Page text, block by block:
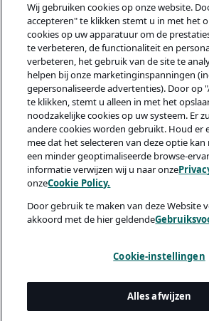
Wij gebruiken cookies op onze website.
accepteren" te klikken stemt u in met het
cookies op uw apparatuur om de
te verbeteren, de functionaliteit en
verbeteren, het gebruik van de site te
helpen bij onze marketinginspanningen
gepersonaliseerde advertenties). Door op
te klikken, stemt u alleen in met het
noodzakelijke cookies op uw systeem. Er
andere cookies worden gebruikt. Houd er
mee dat het selecteren van deze optie kan
een minder geoptimaliseerde browse-
informatie verwijzen wij u naar onze
onzeCookie Policy.
Door gebruik te maken van deze Website
akkoord met de hier geldende
Cookie-instellingen
Alles afwijzen